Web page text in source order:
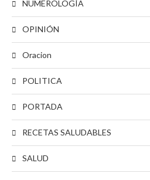
NUMEROLOGÍA
OPINIÓN
Oracion
POLITICA
PORTADA
RECETAS SALUDABLES
SALUD